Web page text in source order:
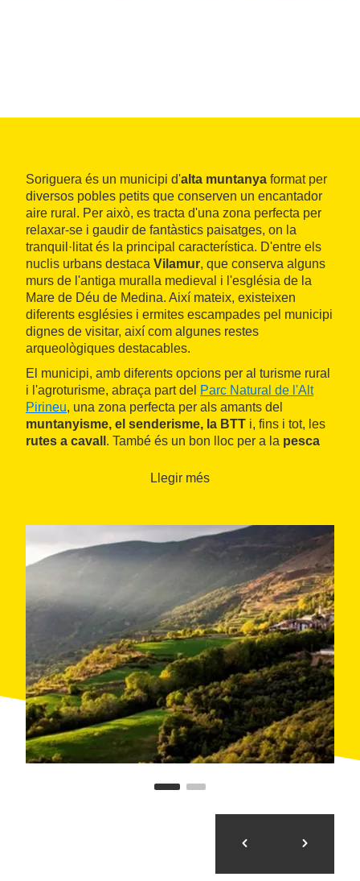
Soriguera és un municipi d'alta muntanya format per
diversos pobles petits que conserven un encantador
aire rural. Per això, es tracta d'una zona perfecta per
relaxar-se i gaudir de fantàstics paisatges, on la
tranquil·litat és la principal característica. D'entre els
nuclis urbans destaca Vilamur, que conserva alguns
murs de l'antiga muralla medieval i l'església de la
Mare de Déu de Medina. Així mateix, existeixen
diferents esglésies i ermites escampades pel municipi
dignes de visitar, així com algunes restes
arqueològiques destacables.
El municipi, amb diferents opcions per al turisme rural
i l'agroturisme, abraça part del Parc Natural de l'Alt
Pirineu, una zona perfecta per als amants del
muntanyisme, el senderisme, la BTT i, fins i tot, les
rutes a cavall . També és un bon lloc per a la pesca
Llegir més